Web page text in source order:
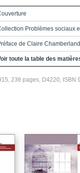
Problèmes sociaux
de Claire Chamberland
2 - Qu’est-ce que la
3 - Pourquoi la
précoce sont-elles des
Chapitre 4 - Le cadre conceptuel
toute la table des
236 pages, D4220, ISBN